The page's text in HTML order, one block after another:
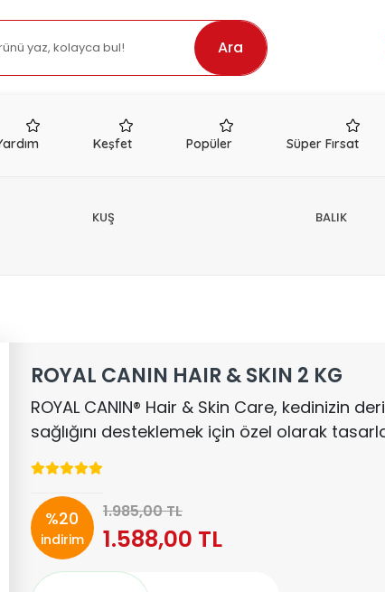
Ara
Keşfet Popüler Süper Fırsat
KUŞ BALIK
ROYAL CANIN HAIR & SKIN 2 KG
ROYAL CANIN® Hair & Skin Care, kedinizin
sağlığını desteklemek için özel olarak
%20
indirim
1.985,00 TL
1.588,00 TL